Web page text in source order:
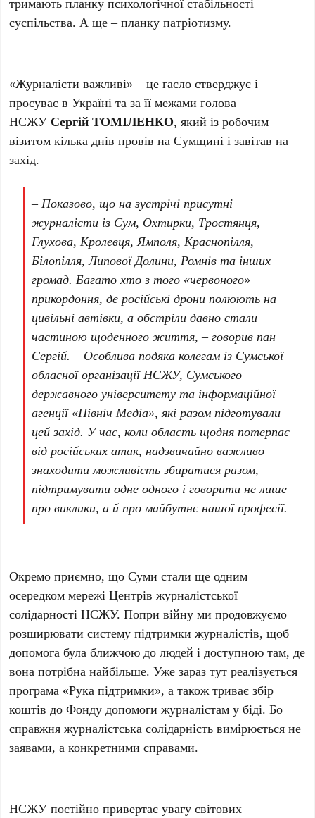
суспільства. А ще – планку патріотизму.
«Журналісти важливі» – це гасло стверджує і
просуває в Україні та за її межами голова
НСЖУ Сергій ТОМІЛЕНКО, який із робочим
візитом кілька днів провів на Сумщині і завітав на
захід.
– Показово, що на зустрічі присутні
журналісти із Сум, Охтирки, Тростянця,
Глухова, Кролевця, Ямполя, Краснопілля,
Білопілля, Липової Долини, Ромнів та інших
громад. Багато хто з того «червоного»
прикордоння, де російські дрони полюють на
цивільні автівки, а обстріли давно стали
частиною щоденного життя, – говорив пан
Сергій. – Особлива подяка колегам із Сумської
обласної організації НСЖУ, Сумського
державного університету та інформаційної
агенції «Північ Медіа», які разом підготували
цей захід. У час, коли область щодня потерпає
від російських атак, надзвичайно важливо
знаходити можливість збиратися разом,
підтримувати одне одного і говорити не лише
про виклики, а й про майбутнє нашої професії.
Окремо приємно, що Суми стали ще одним
осередком мережі Центрів журналістської
солідарності НСЖУ. Попри війну ми продовжуємо
розширювати систему підтримки журналістів, щоб
допомога була ближчою до людей і доступною там, де
вона потрібна найбільше. Уже зараз тут реалізується
програма «Рука підтримки», а також триває збір
коштів до Фонду допомоги журналістам у біді. Бо
справжня журналістська солідарність вимірюється не
заявами, а конкретними справами.
НСЖУ постійно привертає увагу світових